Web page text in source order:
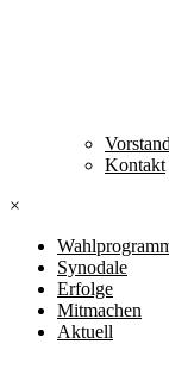
Kontakt
×
Synodale
Erfolge
Mitmachen
Aktuell